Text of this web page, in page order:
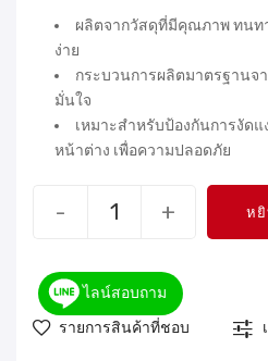
ผลิตจากวัสดุที่มีคุณภาพ ทนท
ง่าย
กระบวนการผลิตมาตรฐานจ
มั่นใจ
เหมาะสำหรับป้องกันการงัด
หน้าต่าง เพื่อความปลอดภัย
- + หยิ
ไลน์สอบถาม
รายการสินค้าที่ชอบ